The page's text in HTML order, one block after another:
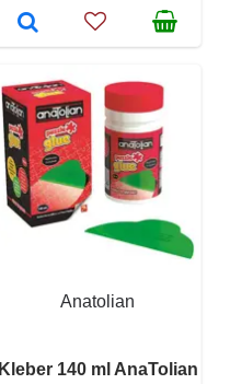
Anatolian
Kleber 140 ml AnaTolian